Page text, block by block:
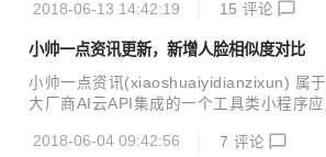
块新增手写体识别、车牌识别 public
D = "你的 App ID"; public static final
Y = "你的 Api Key"; public
2018-06-13 14:42:19 15 评论
小帅一点资讯更新，新增人脸相似度对比
小帅一点资讯(xiaoshuaiyidianzixun) 属
大厂商AI云API集成的一个工具类小程序
了人脸对比。上传2张不同的面部图片。即
2018-06-04 09:42:56 7 评论